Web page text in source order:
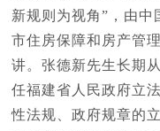
新规则为视角” ，由
市住房保障和房产管
讲。张德新先生长期
任福建省人民政府立
性法规、政府规章的